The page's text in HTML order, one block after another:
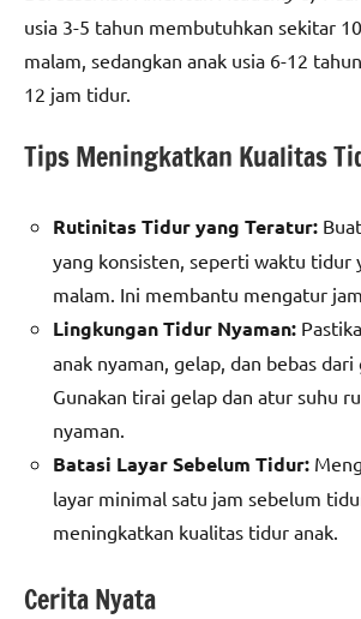
usia 3-5 tahun membutuhkan sekitar
malam, sedangkan anak usia 6-12
12 jam tidur.
Tips Meningkatkan Kualitas
Rutinitas Tidur yang Teratur:
yang konsisten, seperti waktu tidur
malam. Ini membantu mengatur
Lingkungan Tidur Nyaman:
anak nyaman, gelap, dan bebas dari
Gunakan tirai gelap dan atur suhu
nyaman.
Batasi Layar Sebelum Tidur:
layar minimal satu jam sebelum
meningkatkan kualitas tidur anak.
Cerita Nyata